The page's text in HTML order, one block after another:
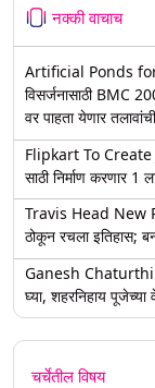
नक्की वाचाच
Artificial Ponds
विसर्जनासाठी BMC
वर पाहता येणार
Flipkart To Create
साठी निर्माण करणार 1
Travis Head New
ठोकून रचला इतिहास;
Ganesh Chaturthi
घ्या, शहरनिहाय पूजेच्या
चर्चेतील विषय